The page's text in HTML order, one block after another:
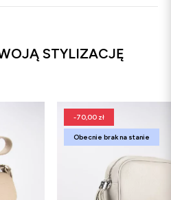
STYLIZACJĘ
-70,00 zł
Obecnie brak na stanie